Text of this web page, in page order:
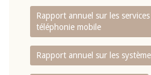
Rapport annuel sur les
téléphonie mobile
Rapport annuel sur les